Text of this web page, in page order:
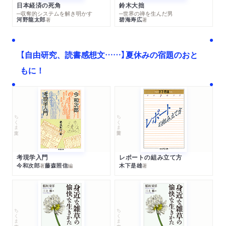
日本経済の死角
─収奪的システムを解き明かす
河野龍太郎著
鈴木大拙
─世界の禅を生んだ男
碧海寿広著
【自由研究、読書感想文……】夏休みの宿題のおと
もに！
ちくま文庫
考現学入門
今和次郎著藤森照信編
ちくま学芸文庫
レポートの組み立て方
木下是雄著
ちくま文庫 ちくま文庫